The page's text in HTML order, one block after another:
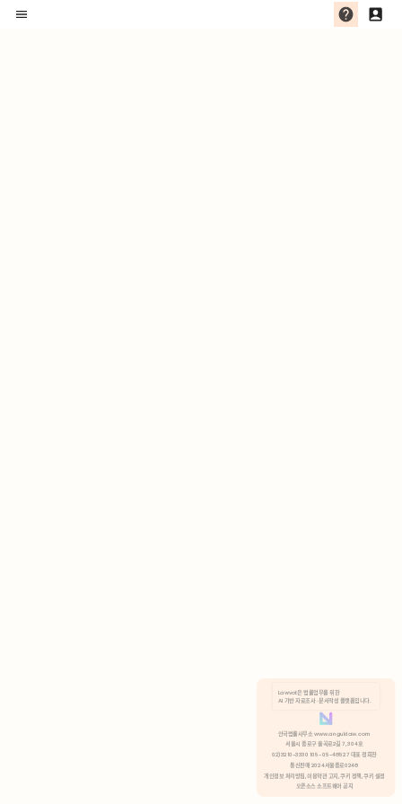
분석 쿠키 허용
Lawvot은 법률업무를 위한
AI 기반 자료조사 · 문서작성 플랫폼입니다.
안국법률사무소 www.anguklaw.com
서울시 종로구 율곡로2길 7, 304호
02)3210-3330 105-05-48527 대표 정희찬
통신판매 2024서울종로0248
개인정보 처리방침, 이용약관 고지, 쿠키 정책, 쿠키 설정
오픈소스 소프트웨어 공지